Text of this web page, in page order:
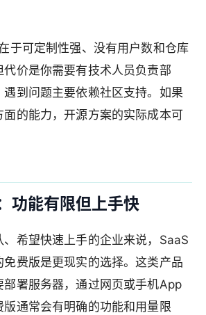
于可定制性强、没有用户数和仓库
价是你需要有技术人员负责部
到问题主要依赖社区支持。如果
的能力，开源方案的实际成本可
功能有限但上手快
、希望快速上手的企业来说，SaaS
免费版是更现实的选择。这类产品
部署服务器，通过网页或手机App
版通常会有明确的功能和用量限